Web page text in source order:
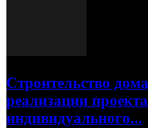
Строительство
реализации
индивидуального...